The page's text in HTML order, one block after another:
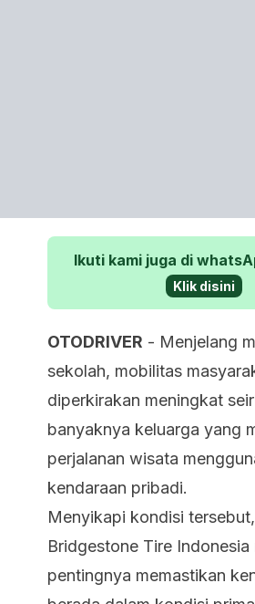
Ikuti kami juga di
Klik disini
OTODRIVER - Menjelang
sekolah, mobilitas
diperkirakan meningkat
banyaknya keluarga yang
perjalanan wisata
kendaraan pribadi.
Menyikapi kondisi
Bridgestone Tire
pentingnya memastikan